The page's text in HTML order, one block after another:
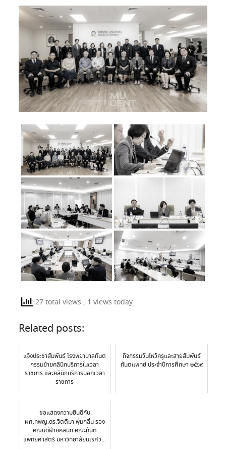
27 total views , 1 views today
Related posts:
แจ้งประชาสัมพันธ์ โรงพยาบาลทันต
กรรมย้ายคลินิกบริการในเวลา
ราชการ และคลินิกบริการนอกเวลา
ราชการ
กิจกรรมวันไหว้ครูและสายสัมพันธ์
ทันตแพทย์ ประจำปีการศึกษา ๒๕๖๙
ขอแสดงความยินดีกับ
ผศ.ทพญ.ดร.จิตติมา พุ่มกลิ่น รอง
คณบดีฝ่ายคลินิก คณะทันต
แพทยศาสตร์ มหาวิทยาลัยนเรศว...